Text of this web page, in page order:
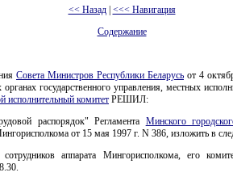
<< Назад| <<< Навигация
Содержание
Совета Министров Республики Беларусь от 4
государственного управления, местных
исполнительный комитет РЕШИЛ:
распорядок" Регламента Минского
от 15 мая 1997 г. N 386, изложить в
аппарата Мингорисполкома, его